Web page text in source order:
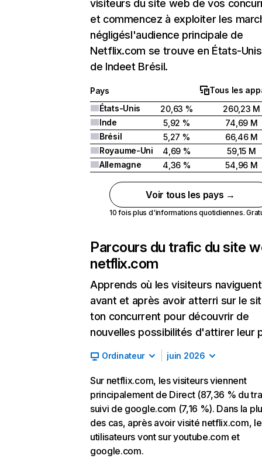
visiteurs du site web de vos
et commencez à exploiter les
négligésl'audience principale de
Netflix.com se trouve en États-
de Indeet Brésil.
Pays
Tous les
États-Unis
20,63 %
260,23 M
Inde
5,92 %
74,69 M
Brésil
5,27 %
66,46 M
Royaume-Uni
4,69 %
59,15 M
Allemagne
4,36 % 54,96 M
Voir tous les pays →
10 fois plus d'informations quotidiennes.
Parcours du trafic du site
netflix.com
Apprends où les visiteurs naviguent
avant et après avoir atterri sur le
ton concurrent pour découvrir de
nouvelles possibilités d'attirer leur
Ordinateur juin 2026
Sur netflix.com, les visiteurs viennent
principalement de Direct (87,36 % du
suivi de google.com (7,16 %). Dans la
des cas, après avoir visité netflix.com,
utilisateurs vont sur youtube.com et
google.com.